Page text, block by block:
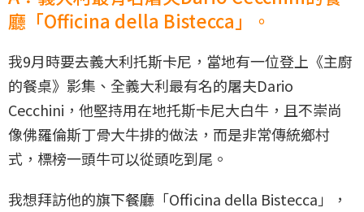
廳「Officina della Bistecca」。
我9月時要去義大利托斯卡尼，當地有一位登上《主廚
的餐桌》影集、全義大利最有名的屠夫Dario
Cecchini，他堅持用在地托斯卡尼大白牛，且不崇尚
像佛羅倫斯丁骨大牛排的做法，而是非常傳統鄉村
式，標榜一頭牛可以從頭吃到尾。
我想拜訪他的旗下餐廳「Officina della Bistecca」，